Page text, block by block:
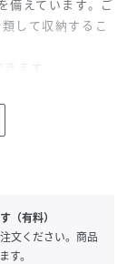
備えています。ご
して収納するこ
ます。
から、ロイヤル
歩く、ステッキ
た。
（有料）
文ください。商品
。